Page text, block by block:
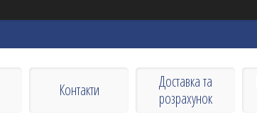
Контакти
Доставка та
розрахунок